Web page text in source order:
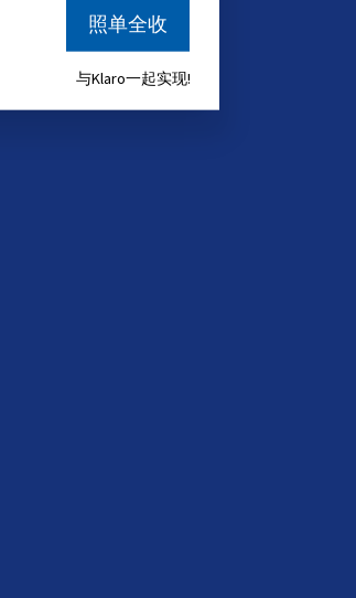
照单全收
与Klaro一起实现!